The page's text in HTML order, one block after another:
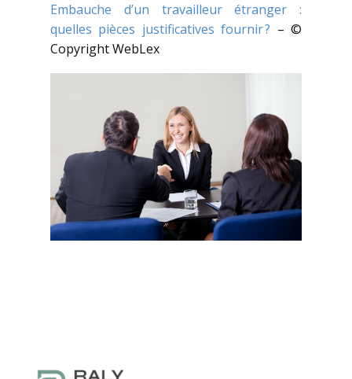
Embauche d’un travailleur étranger :
quelles pièces justificatives fournir ? – ©
Copyright WebLex